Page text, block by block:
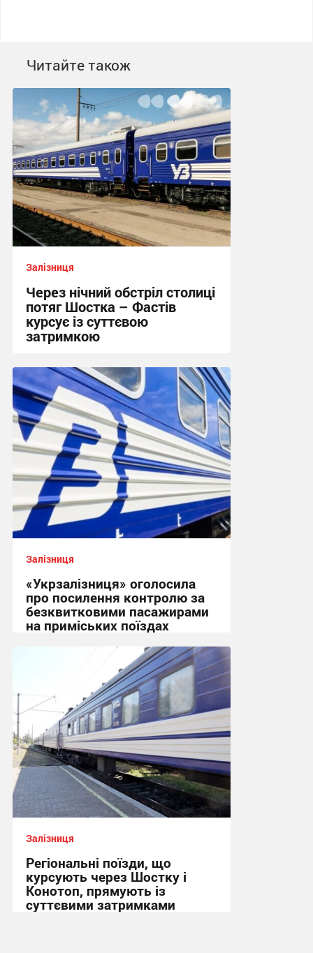
Читайте також
Залізниця
Через нічний обстріл столиці
потяг Шостка – Фастів
курсує із суттєвою
затримкою
13:38, 5.08.2026
Залізниця
«Укрзалізниця» оголосила
про посилення контролю за
безквитковими пасажирами
на приміських поїздах
Залізниця
Регіональні поїзди, що
курсують через Шостку і
Конотоп, прямують із
суттєвими затримками